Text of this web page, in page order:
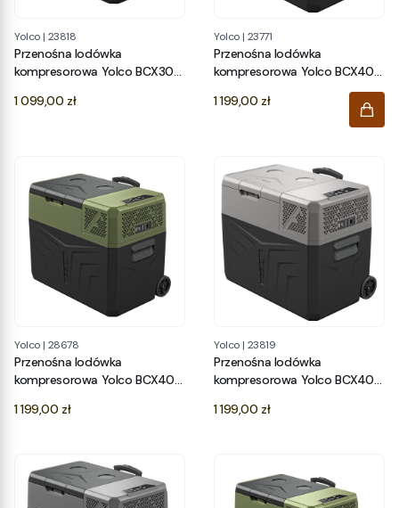
Yolco | 23818
Przenośna lodówka
kompresorowa Yolco BCX30
Cena
1 099,00 zł
Yolco | 23771
Przenośna lodówka
kompresorowa Yolco BCX40
Cena
1 199,00 zł
Yolco | 28678
Przenośna lodówka
kompresorowa Yolco BCX40
Cena
1 199,00 zł
Yolco | 23819
Przenośna lodówka
kompresorowa Yolco BCX40
Cena
1 199,00 zł